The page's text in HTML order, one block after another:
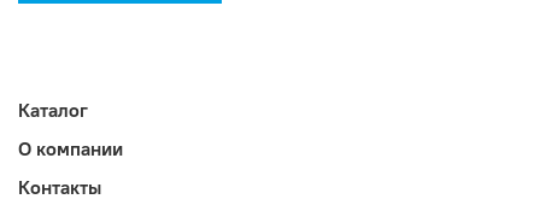
Каталог
О компании
Контакты